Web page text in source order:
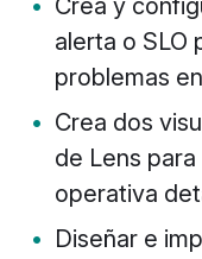
Crea y
alerta o SLO
problemas
Crea dos
de Lens
operativa
Diseñar e